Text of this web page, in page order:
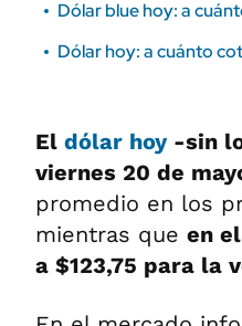
Dólar blue hoy: a
Dólar hoy: a cuánto
El dólar hoy-sin
viernes 20 de
promedio en los
mientras que en el
a $123,75 para la